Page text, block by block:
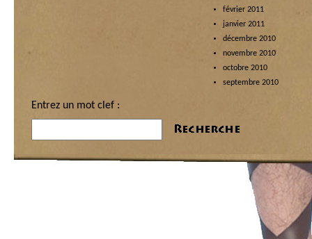
février 2011
janvier 2011
décembre 2010
novembre 2010
octobre 2010
septembre 2010
Entrez un mot clef :